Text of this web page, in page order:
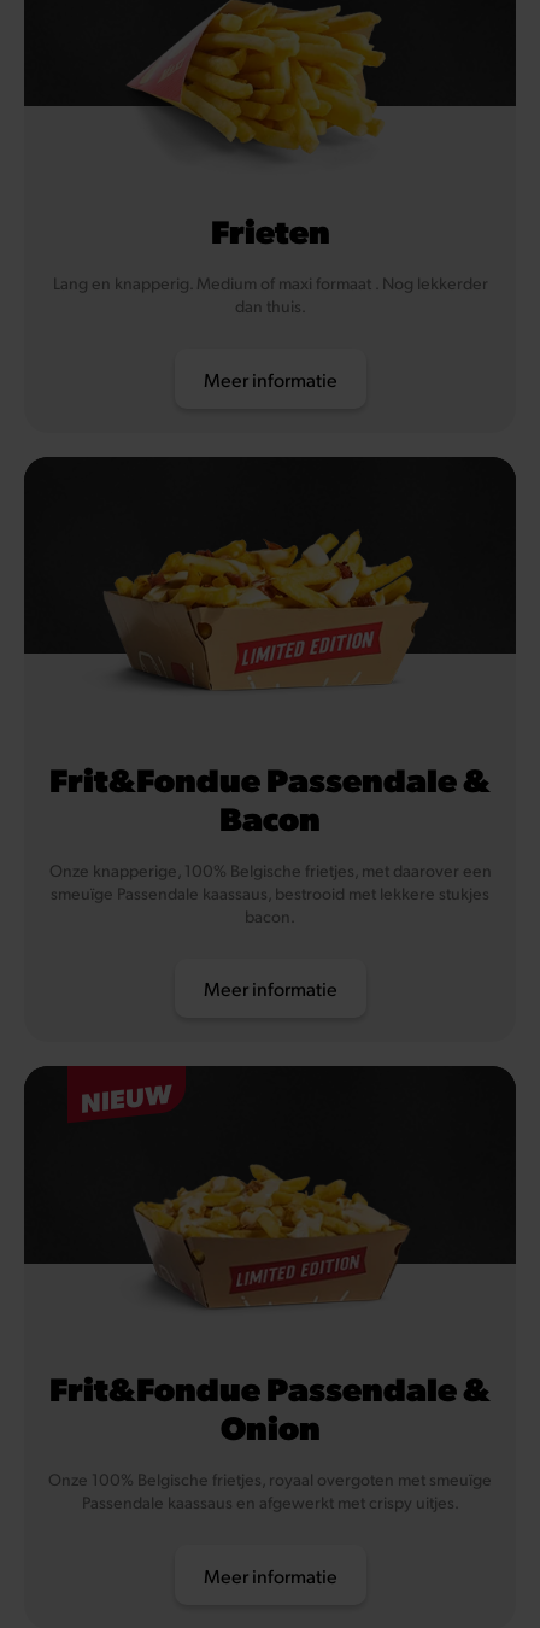
Frieten
Lang en knapperig. Medium of maxi formaat . Nog lekkerder
dan thuis.
Meer informatie
Frit&Fondue Passendale &
Bacon
Onze knapperige, 100% Belgische frietjes, met daarover een
smeuïge Passendale kaassaus, bestrooid met lekkere stukjes
bacon.
Meer informatie
NIEUW
Frit&Fondue Passendale &
Onion
Onze 100% Belgische frietjes, royaal overgoten met smeuïge
Passendale kaassaus en afgewerkt met crispy uitjes.
Meer informatie